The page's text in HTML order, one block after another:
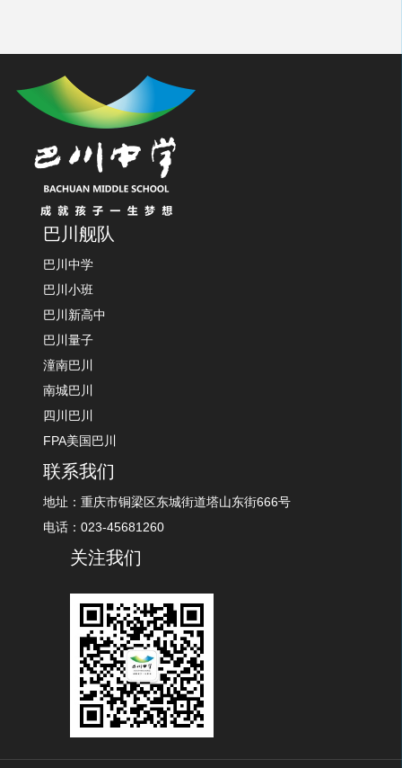
巴川舰队
巴川中学
巴川小班
巴川新高中
巴川量子
潼南巴川
南城巴川
四川巴川
FPA美国巴川
联系我们
地址：重庆市铜梁区东城街道塔山东街666号
电话：023-45681260
关注我们